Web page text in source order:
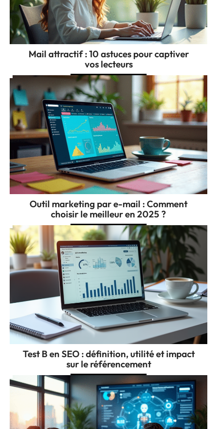
Mail attractif : 10 astuces pour captiver
vos lecteurs
Outil marketing par e-mail : Comment
choisir le meilleur en 2025 ?
Test B en SEO : définition, utilité et impact
sur le référencement